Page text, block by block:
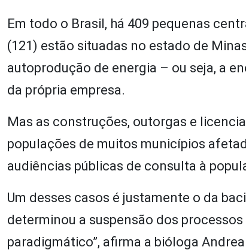
Em todo o Brasil, há 409 pequenas
(121) estão situadas no estado de
autoprodução de energia – ou seja, a
da própria empresa.
Mas as construções, outorgas e
populações de muitos municípios
audiências públicas de consulta à
Um desses casos é justamente o da
determinou a suspensão dos
paradigmático”, afirma a bióloga